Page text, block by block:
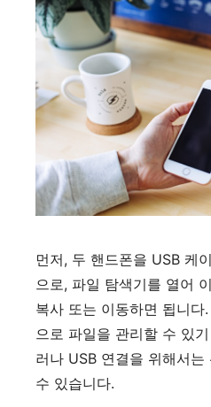
먼저, 두 핸드폰을 USB 케
으로, 파일 탐색기를 열어
복사 또는 이동하면 됩니다
으로 파일을 관리할 수 있
러나 USB 연결을 위해서
수 있습니다.